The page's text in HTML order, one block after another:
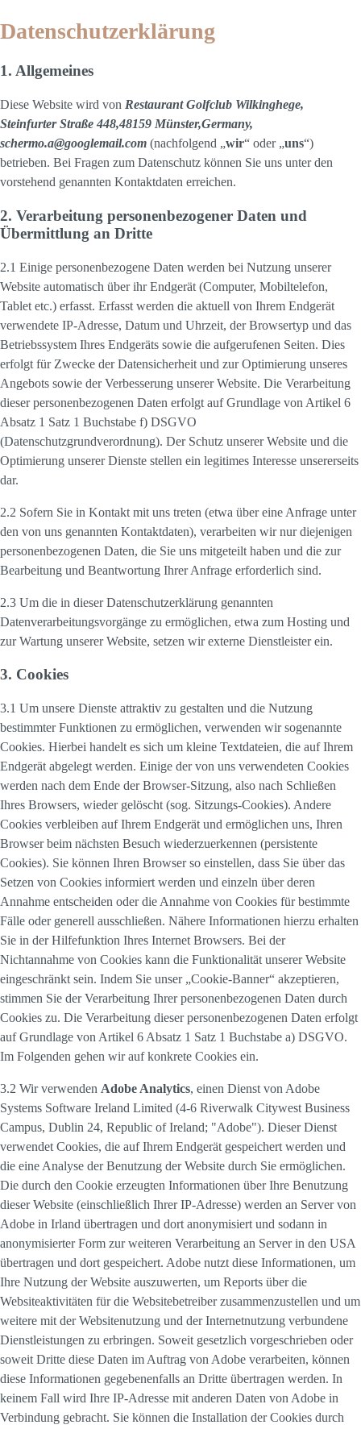
Datenschutzerklärung
1. Allgemeines
Diese Website wird von Restaurant Golfclub Wilkinghege,
Steinfurter Straße 448,48159 Münster,Germany,
schermo.a@googlemail.com (nachfolgend „wir“ oder „uns“)
betrieben. Bei Fragen zum Datenschutz können Sie uns unter den
vorstehend genannten Kontaktdaten erreichen.
2. Verarbeitung personenbezogener Daten und
Übermittlung an Dritte
2.1 Einige personenbezogene Daten werden bei Nutzung unserer
Website automatisch über ihr Endgerät (Computer, Mobiltelefon,
Tablet etc.) erfasst. Erfasst werden die aktuell von Ihrem Endgerät
verwendete IP-Adresse, Datum und Uhrzeit, der Browsertyp und das
Betriebssystem Ihres Endgeräts sowie die aufgerufenen Seiten. Dies
erfolgt für Zwecke der Datensicherheit und zur Optimierung unseres
Angebots sowie der Verbesserung unserer Website. Die Verarbeitung
dieser personenbezogenen Daten erfolgt auf Grundlage von Artikel 6
Absatz 1 Satz 1 Buchstabe f) DSGVO
(Datenschutzgrundverordnung). Der Schutz unserer Website und die
Optimierung unserer Dienste stellen ein legitimes Interesse unsererseits
dar.
2.2 Sofern Sie in Kontakt mit uns treten (etwa über eine Anfrage unter
den von uns genannten Kontaktdaten), verarbeiten wir nur diejenigen
personenbezogenen Daten, die Sie uns mitgeteilt haben und die zur
Bearbeitung und Beantwortung Ihrer Anfrage erforderlich sind.
2.3 Um die in dieser Datenschutzerklärung genannten
Datenverarbeitungsvorgänge zu ermöglichen, etwa zum Hosting und
zur Wartung unserer Website, setzen wir externe Dienstleister ein.
3. Cookies
3.1 Um unsere Dienste attraktiv zu gestalten und die Nutzung
bestimmter Funktionen zu ermöglichen, verwenden wir sogenannte
Cookies. Hierbei handelt es sich um kleine Textdateien, die auf Ihrem
Endgerät abgelegt werden. Einige der von uns verwendeten Cookies
werden nach dem Ende der Browser-Sitzung, also nach Schließen
Ihres Browsers, wieder gelöscht (sog. Sitzungs-Cookies). Andere
Cookies verbleiben auf Ihrem Endgerät und ermöglichen uns, Ihren
Browser beim nächsten Besuch wiederzuerkennen (persistente
Cookies). Sie können Ihren Browser so einstellen, dass Sie über das
Setzen von Cookies informiert werden und einzeln über deren
Annahme entscheiden oder die Annahme von Cookies für bestimmte
Fälle oder generell ausschließen. Nähere Informationen hierzu erhalten
Sie in der Hilfefunktion Ihres Internet Browsers. Bei der
Nichtannahme von Cookies kann die Funktionalität unserer Website
eingeschränkt sein. Indem Sie unser „Cookie-Banner“ akzeptieren,
stimmen Sie der Verarbeitung Ihrer personenbezogenen Daten durch
Cookies zu. Die Verarbeitung dieser personenbezogenen Daten erfolgt
auf Grundlage von Artikel 6 Absatz 1 Satz 1 Buchstabe a) DSGVO.
Im Folgenden gehen wir auf konkrete Cookies ein.
3.2 Wir verwenden Adobe Analytics, einen Dienst von Adobe
Systems Software Ireland Limited (4-6 Riverwalk Citywest Business
Campus, Dublin 24, Republic of Ireland; "Adobe"). Dieser Dienst
verwendet Cookies, die auf Ihrem Endgerät gespeichert werden und
die eine Analyse der Benutzung der Website durch Sie ermöglichen.
Die durch den Cookie erzeugten Informationen über Ihre Benutzung
dieser Website (einschließlich Ihrer IP-Adresse) werden an Server von
Adobe in Irland übertragen und dort anonymisiert und sodann in
anonymisierter Form zur weiteren Verarbeitung an Server in den USA
übertragen und dort gespeichert. Adobe nutzt diese Informationen, um
Ihre Nutzung der Website auszuwerten, um Reports über die
Websiteaktivitäten für die Websitebetreiber zusammenzustellen und um
weitere mit der Websitenutzung und der Internetnutzung verbundene
Dienstleistungen zu erbringen. Soweit gesetzlich vorgeschrieben oder
soweit Dritte diese Daten im Auftrag von Adobe verarbeiten, können
diese Informationen gegebenenfalls an Dritte übertragen werden. In
keinem Fall wird Ihre IP-Adresse mit anderen Daten von Adobe in
Verbindung gebracht. Sie können die Installation der Cookies durch